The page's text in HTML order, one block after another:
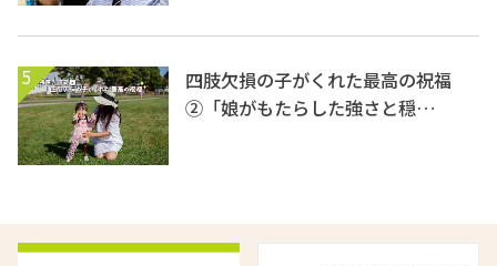
5
四肢欠損の子がくれた最高の祝福
②「娘がもたらした強さと穏…